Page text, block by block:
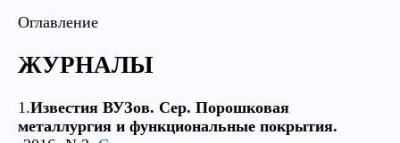
Оглавление
ЖУРНАЛЫ
1.Известия ВУЗов. Сер. Порошковая
металлургия и функциональные покрытия.